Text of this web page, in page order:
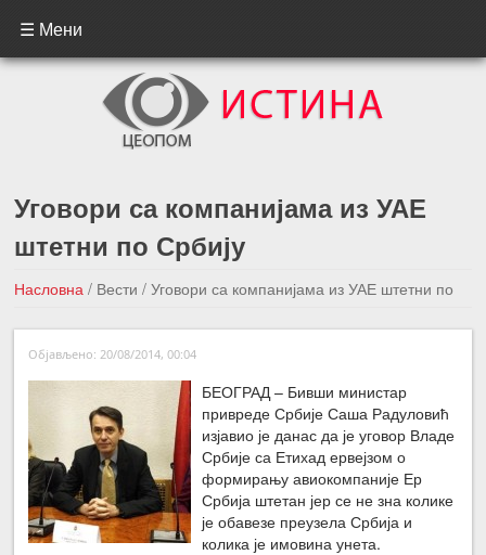
☰ Мени
Уговори са компанијама из УАЕ
штетни по Србију
Насловна / Вести/ Уговори са компанијама из УАЕ штетни по
Србију
←Претходна вест
Објављено: 20/08/2014, 00:04
БЕОГРАД – Бивши министар
привреде Србије Саша Радуловић
изјавио је данас да је уговор Владе
Србије са Етихад ервејзом о
формирању авиокомпаније Ер
Србија штетан јер се не зна колике
је обавезе преузела Србија и
колика је имовина унета.